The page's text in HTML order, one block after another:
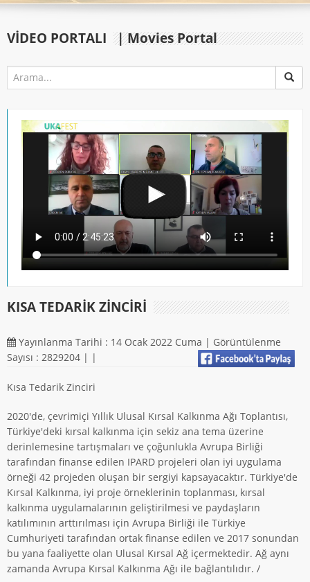
VIDEO PORTALI | Movies Portal
KISA TEDARIK ZINCIRI
Yayınlanma Tarihi : 14 Ocak 2022 Cuma | Görüntülenme
Sayısı : 2829204 | |
Kısa Tedarik Zinciri
2020'de, çevrimiçi Yıllık Ulusal Kırsal Kalkınma Ağı Toplantısı,
Türkiye'deki kırsal kalkınma için sekiz ana tema üzerine
derinlemesine tartışmaları ve çoğunlukla Avrupa Birliği
tarafından finanse edilen IPARD projeleri olan iyi uygulama
örneği 42 projeden oluşan bir sergiyi kapsayacaktır. Türkiye'de
Kırsal Kalkınma, iyi proje örneklerinin toplanması, kırsal
kalkınma uygulamalarının geliştirilmesi ve paydaşların
katılımının arttırılması için Avrupa Birliği ile Türkiye
Cumhuriyeti tarafından ortak finanse edilen ve 2017 sonundan
bu yana faaliyette olan Ulusal Kırsal Ağ içermektedir. Ağ aynı
zamanda Avrupa Kırsal Kalkınma Ağı ile bağlantılıdır. /